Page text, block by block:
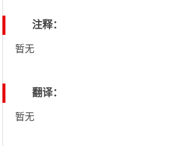
注释：
暂无
翻译：
暂无